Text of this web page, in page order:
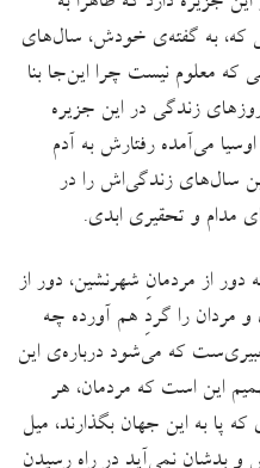
که، به گفته‌ی خودش، سال‌های
که معلوم نیست چرا این‌جا بنا
زندگی در این جزیره
می‌آمده رفتارش به آدم
سال‌های زندگی‌اش را در
مدام و تحقیری ابدی.
از مردمانِ شهرنشین، دور از
و مردان را گردِ هم آورده چه
که می‌شود درباره‌ی این
این است که مردمان، هر
پا به این جهان بگذارند، میل
و بدشان نمی‌آید در راه رسیدن